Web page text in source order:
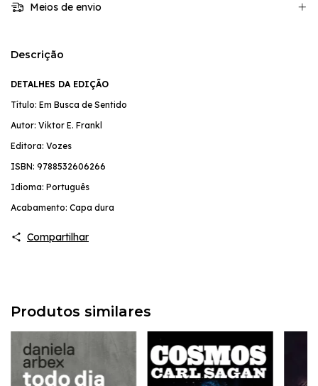
Meios de envio
Descrição
DETALHES DA EDIÇÃO
Título: Em Busca de Sentido
Autor: Viktor E. Frankl
Editora: Vozes
ISBN: 9788532606266
Idioma: Português
Acabamento: Capa dura
Compartilhar
Produtos similares